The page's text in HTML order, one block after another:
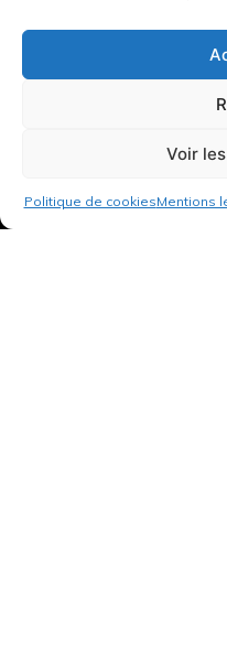
Voir
Politique de cookiesMentions